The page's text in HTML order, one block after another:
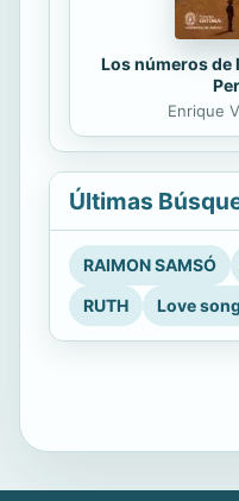
Los números de
Enrique
Últimas
RAIMON SAMSÓ
RUTH
Love song